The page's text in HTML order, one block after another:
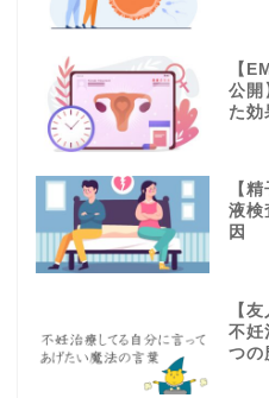
【
公開
た効
【
液検
因
【
不妊
つの